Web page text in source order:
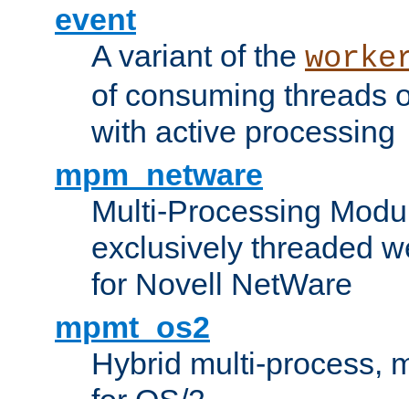
event
A variant of the
of consuming threads
with active processing
mpm_netware
Multi-Processing
exclusively threaded
for Novell NetWare
mpmt_os2
Hybrid multi-process,